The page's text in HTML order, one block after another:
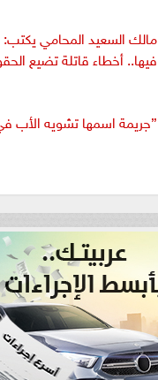
مالك السعيد المحامي يكتب:
فيها.. أخطاء قاتلة تضيع
”جريمة اسمها تشويه الأب